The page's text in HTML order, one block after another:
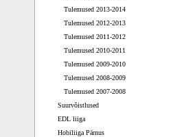
Tulemused 2013-2014
Tulemused 2012-2013
Tulemused 2011-2012
Tulemused 2010-2011
Tulemused 2009-2010
Tulemused 2008-2009
Tulemused 2007-2008
Suurvõistlused
EDL liiga
Hobiliiga Pärnus